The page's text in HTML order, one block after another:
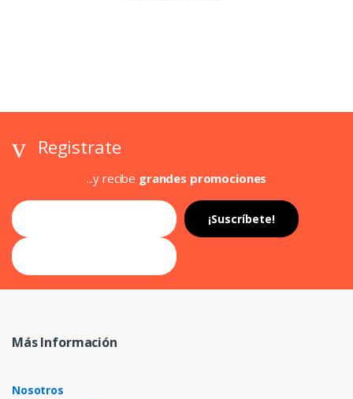
Registrate
...y recibe grandes promociones
Más Información
Nosotros